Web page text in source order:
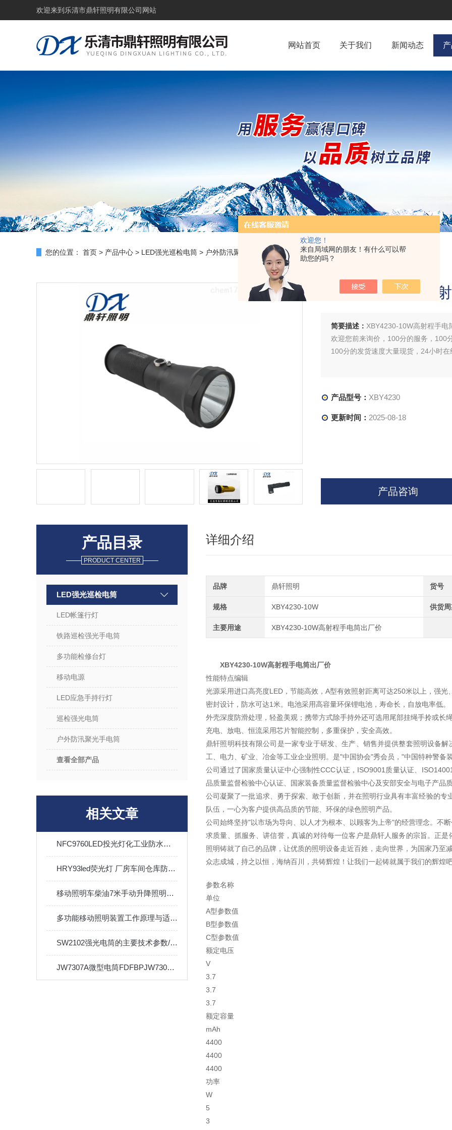
欢迎您！
来自局域网的朋友！有什么可以帮
助您的吗？
欢迎来到 乐清市鼎轩照明有限公司网站
网站首页 关于我们 新闻动态
您的位置： 首页 > 产品中心 > LED强光巡检电筒 > 户外防汛聚光手电筒> XBY4230XBY4230-10W高射程手电筒出厂价
XBY4230-10W高
简要描述： XBY4230-10W高射程手电
欢迎您前来询价，100分的服务，100
100分的发货速度大量现货，24小时
产品型号： XBY4230
更新时间： 2025-08-18
产品咨询
产品目录
PRODUCT CENTER
LED强光巡检电筒
LED帐篷行灯
铁路巡检强光手电筒
多功能检修台灯
移动电源
LED应急手持行灯
巡检强光电筒
户外防汛聚光手电筒
查看全部产品
相关文章
NFC9760LED投光灯化工业防水防尘防震工矿内外场照明灯
HRY93led荧光灯 厂房车间仓库防眩应急条形吸顶照明灯40W60W
移动照明车柴油7米手动升降照明灯塔户外应急救援工地照明灯车
多功能移动照明装置工作原理与适用领域
SW2102强光电筒的主要技术参数/订购
JW7307A微型电筒FDFBPJW7307B消防员照明灯具
详细介绍
品牌 鼎轩照明 货号
规格 XBY4230-10W 供货
主要用途 XBY4230-10W高射程手电筒出厂价
XBY4230-10W高射程手电筒出厂价
性能特点编辑
光源采用进口高亮度LED，节能高效，A型有效照射距离可达250米以上，强光
密封设计，防水可达1米。电池采用高容量环保锂电池，寿命长，自放电率低。
外壳深度防滑处理，轻盈美观；携带方式除手持外还可选用尾部挂绳手拎或长
充电、放电、恒流采用芯片智能控制，多重保护，安全高效。
鼎轩照明科技有限公司是一家专业于研发、生产、销售并提供整套照明设备
工、电力、矿业、冶金等工业企业照明。是"中国协会"秀会员，"中国特种警
公司通过了国家质量认证中心强制性CCC认证，ISO9001质量认证、
品质量监督检验中心认证、国家装备质量监督检验中心及安部安全与电子产品
公司凝聚了一批追求、勇于探索、敢于创新，并在照明行业具有丰富经验的
队伍，一心为客户提供高品质的节能、环保的绿色照明产品。
公司始终坚持"以市场为导向、以人才为根本、以顾客为上帝"的经营理念。不
求质量、抓服务、讲信誉，真诚的对待每一位客户是鼎轩人服务的宗旨。正
照明铸就了自己的品牌，让优质的照明设备走近百姓，走向世界，为国家乃至
众志成城，持之以恒，海纳百川，共铸辉煌！让我们一起铸就属于我们的辉煌
参数名称
单位
A型参数值
B型参数值
C型参数值
额定电压
V
3.7
3.7
3.7
额定容量
mAh
4400
4400
4400
功率
W
5
3